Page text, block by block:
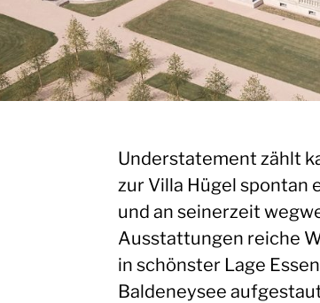
Understatement zählt
zur Villa Hügel spontan
und an seinerzeit
Ausstattungen reiche
in schönster Lage
Baldeneysee